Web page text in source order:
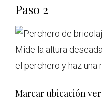
Paso 2
Mide la altura
el perchero y haz una
Marcar ubicación